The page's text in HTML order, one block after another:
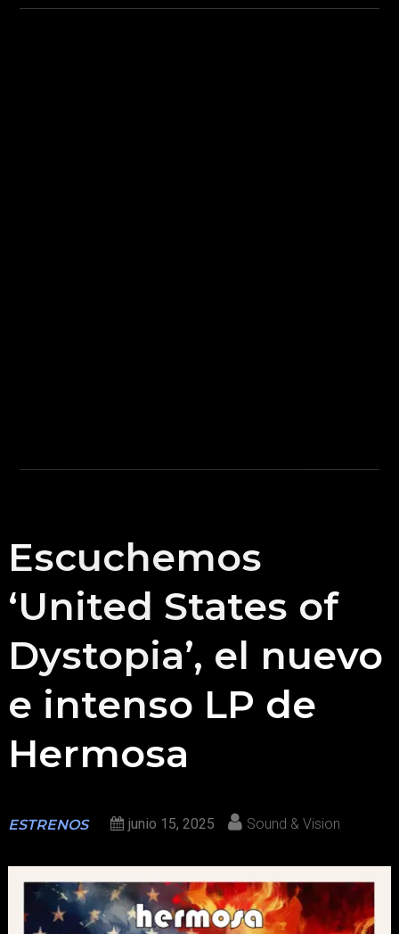
Escuchemos
‘United States of
Dystopia’, el nuevo
e intenso LP de
Hermosa
ESTRENOS junio 15, 2025 Sound & Vision